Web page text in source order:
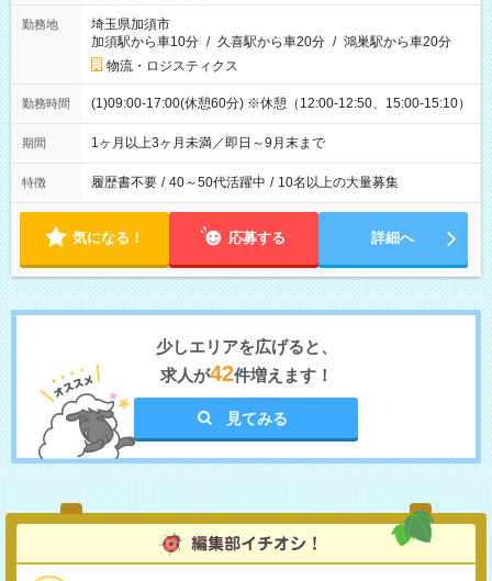
勤務地
埼玉県加須市
加須駅から車10分 / 久喜駅から車20分 / 鴻巣駅から車20分
物流・ロジスティクス
勤務時間 (1)09:00-17:00(休憩60分) ※休憩（12:00-12:50、15:00-15:10）
期間 1ヶ月以上3ヶ月未満／即日～9月末まで
特徴 履歴書不要 / 40～50代活躍中 / 10名以上の大量募集
気になる！ 応募する 詳細へ
少しエリアを広げると、
求人が42件増えます！
見てみる